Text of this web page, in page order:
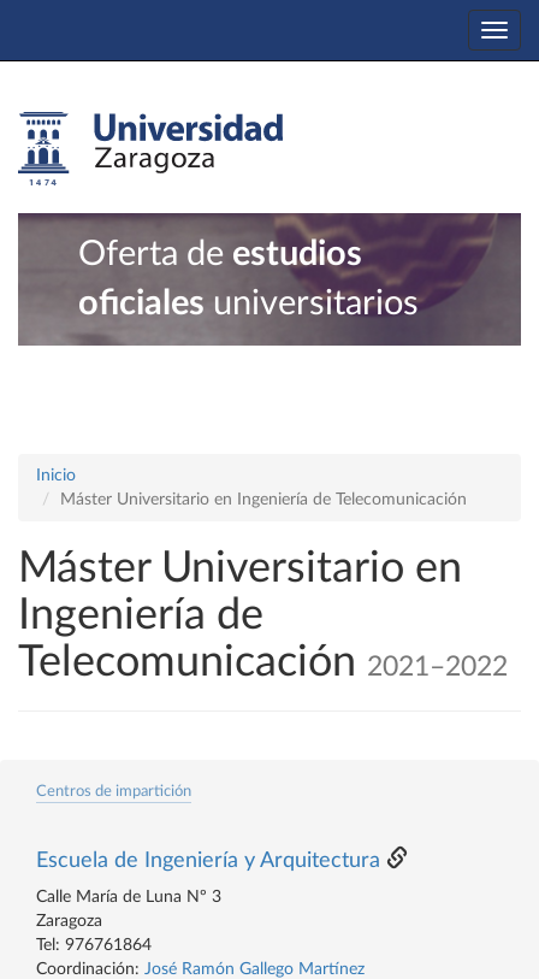
Oferta de estudios
oficiales universitarios
Inicio
Máster Universitario en Ingeniería de Telecomunicación
Máster Universitario en
Ingeniería de
Telecomunicación 2021–2022
Centros de impartición
Escuela de Ingeniería y Arquitectura
Calle María de Luna Nº 3
Zaragoza
Tel: 976761864
Coordinación: José Ramón Gallego Martínez